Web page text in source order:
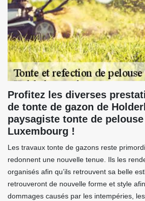
Profitez les diverses
de tonte de gazon de
paysagiste tonte de
Luxembourg !
Les travaux tonte de gazons reste
redonnent une nouvelle tenue. Ils les
organisés afin qu’ils retrouvent sa belle
retrouveront de nouvelle forme et style
dommages causés par les intempéries,